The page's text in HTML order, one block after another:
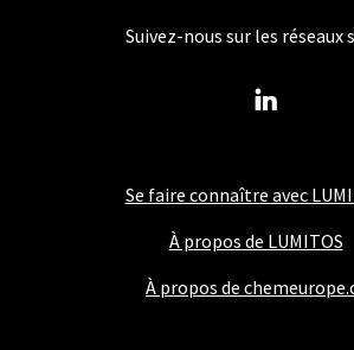
Se faire connaître avec
À propos de LUMITOS
À propos de
Suivez-nous sur les réseaux